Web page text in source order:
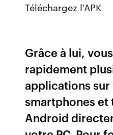
Téléchargez l'APK
Grâce à lui,
rapidement
applications sur
smartphones et
Android